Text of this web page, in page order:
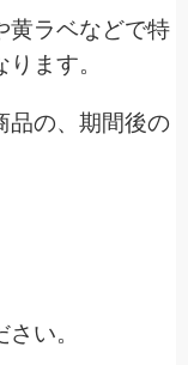
黄ラベなどで特
ます。
品の、期間後の
い。